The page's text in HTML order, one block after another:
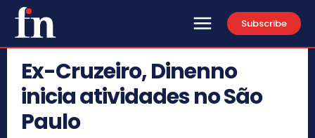
Subscribe
Ex-Cruzeiro, Dinenno
inicia atividades no São
Paulo